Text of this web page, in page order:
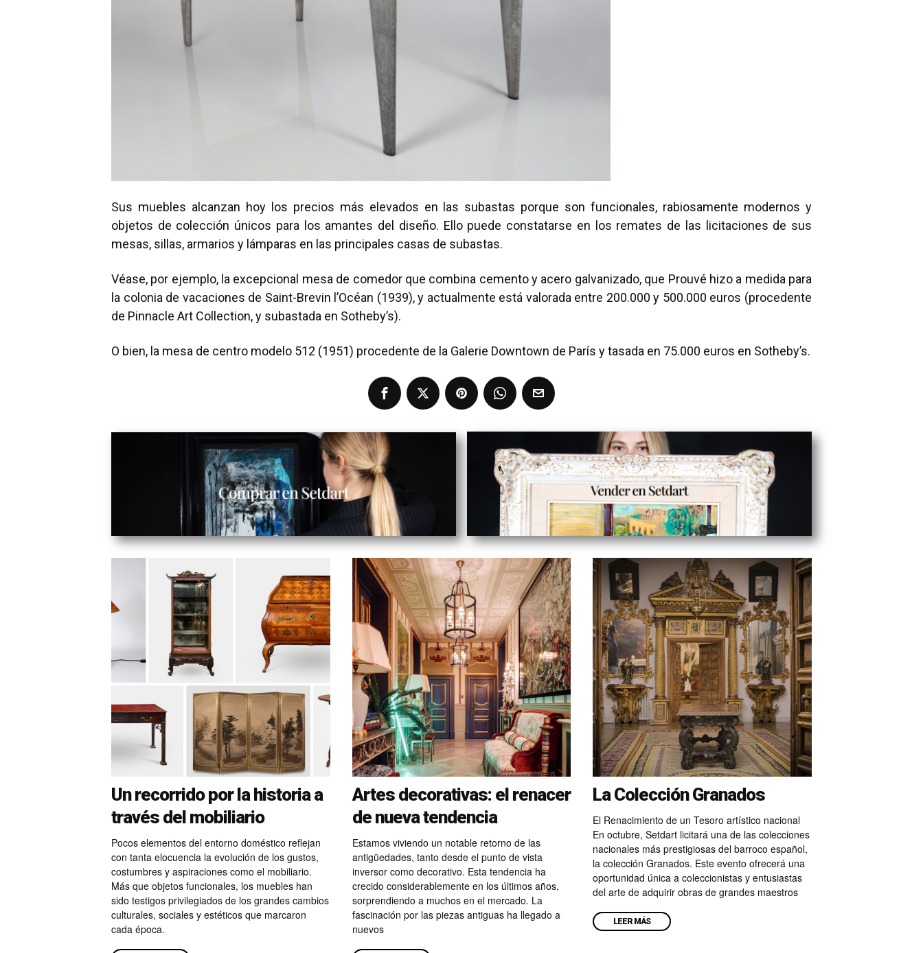
Sus muebles alcanzan hoy los precios más elevados en las subastas porque son funcionales, rabiosamente modernos y
objetos de colección únicos para los amantes del diseño. Ello puede constatarse en los remates de las licitaciones de sus
mesas, sillas, armarios y lámparas en las principales casas de subastas.
Véase, por ejemplo, la excepcional mesa de comedor que combina cemento y acero galvanizado, que Prouvé hizo a medida para
la colonia de vacaciones de Saint-Brevin l’Océan (1939), y actualmente está valorada entre 200.000 y 500.000 euros (procedente
de Pinnacle Art Collection, y subastada en Sotheby’s).
O bien, la mesa de centro modelo 512 (1951) procedente de la Galerie Downtown de París y tasada en 75.000 euros en Sotheby’s.
Un recorrido por la historia a
través del mobiliario
Pocos elementos del entorno doméstico reflejan
con tanta elocuencia la evolución de los gustos,
costumbres y aspiraciones como el mobiliario.
Más que objetos funcionales, los muebles han
sido testigos privilegiados de los grandes cambios
culturales, sociales y estéticos que marcaron
cada época.
Artes decorativas: el renacer
de nueva tendencia
Estamos viviendo un notable retorno de las
antigüedades, tanto desde el punto de vista
inversor como decorativo. Esta tendencia ha
crecido considerablemente en los últimos años,
sorprendiendo a muchos en el mercado. La
fascinación por las piezas antiguas ha llegado a
nuevos
La Colección Granados
El Renacimiento de un Tesoro artístico nacional
En octubre, Setdart licitará una de las colecciones
nacionales más prestigiosas del barroco español,
la colección Granados. Este evento ofrecerá una
oportunidad única a coleccionistas y entusiastas
del arte de adquirir obras de grandes maestros
LEER MÁS